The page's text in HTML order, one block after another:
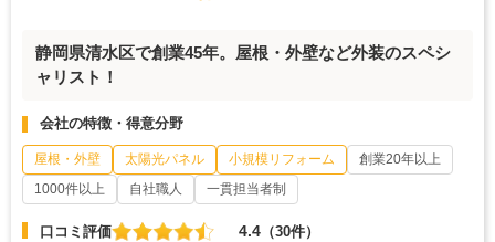
静岡県清水区で創業45年。屋根・外壁など外装のスペシ
ャリスト！
会社の特徴・得意分野
屋根・外壁 太陽光パネル 小規模リフォーム
創業20年以上
1000件以上
自社職人 一貫担当者制
口コミ評価 4.4 （30件）